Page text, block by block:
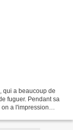
qui a beaucoup de
fuguer. Pendant sa
a l'impression